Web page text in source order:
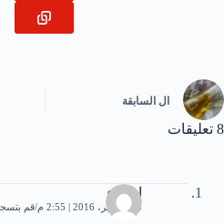
ال السابقة
8 تعليقات
اسماء
14 سبتمبر، 2016 | 2:55 م قم